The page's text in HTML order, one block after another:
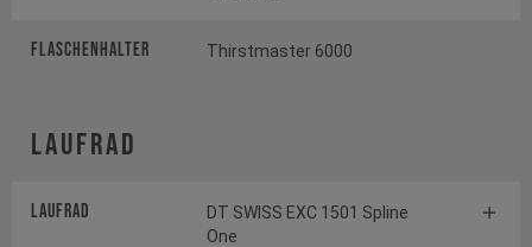
FLASCHENHALTER Thirstmaster 6000
Laufrad
Laufrad
DT SWISS EXC 1501 Spline
One